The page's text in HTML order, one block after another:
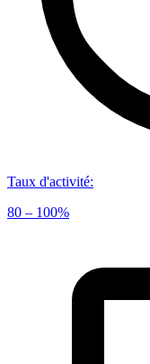
Taux d'activité:
80 – 100%